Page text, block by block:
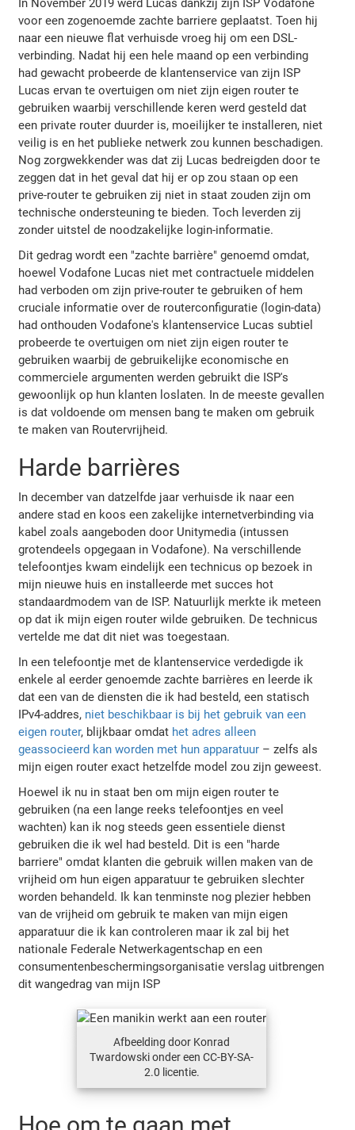
In November 2019 werd Lucas dankzij zijn ISP Vodafone
voor een zogenoemde zachte barriere geplaatst. Toen hij
naar een nieuwe flat verhuisde vroeg hij om een DSL-
verbinding. Nadat hij een hele maand op een verbinding
had gewacht probeerde de klantenservice van zijn ISP
Lucas ervan te overtuigen om niet zijn eigen router te
gebruiken waarbij verschillende keren werd gesteld dat
een private router duurder is, moeilijker te installeren, niet
veilig is en het publieke netwerk zou kunnen beschadigen.
Nog zorgwekkender was dat zij Lucas bedreigden door te
zeggen dat in het geval dat hij er op zou staan op een
prive-router te gebruiken zij niet in staat zouden zijn om
technische ondersteuning te bieden. Toch leverden zij
zonder uitstel de noodzakelijke login-informatie.
Dit gedrag wordt een "zachte barrière" genoemd omdat,
hoewel Vodafone Lucas niet met contractuele middelen
had verboden om zijn prive-router te gebruiken of hem
cruciale informatie over de routerconfiguratie (login-data)
had onthouden Vodafone's klantenservice Lucas subtiel
probeerde te overtuigen om niet zijn eigen router te
gebruiken waarbij de gebruikelijke economische en
commerciele argumenten werden gebruikt die ISP's
gewoonlijk op hun klanten loslaten. In de meeste gevallen
is dat voldoende om mensen bang te maken om gebruik
te maken van Routervrijheid.
Harde barrières
In december van datzelfde jaar verhuisde ik naar een
andere stad en koos een zakelijke internetverbinding via
kabel zoals aangeboden door Unitymedia (intussen
grotendeels opgegaan in Vodafone). Na verschillende
telefoontjes kwam eindelijk een technicus op bezoek in
mijn nieuwe huis en installeerde met succes hot
standaardmodem van de ISP. Natuurlijk merkte ik meteen
op dat ik mijn eigen router wilde gebruiken. De technicus
vertelde me dat dit niet was toegestaan.
In een telefoontje met de klantenservice verdedigde ik
enkele al eerder genoemde zachte barrières en leerde ik
dat een van de diensten die ik had besteld, een statisch
IPv4-addres, niet beschikbaar is bij het gebruik van een
eigen router, blijkbaar omdat het adres alleen
geassocieerd kan worden met hun apparatuur – zelfs als
mijn eigen router exact hetzelfde model zou zijn geweest.
Hoewel ik nu in staat ben om mijn eigen router te
gebruiken (na een lange reeks telefoontjes en veel
wachten) kan ik nog steeds geen essentiele dienst
gebruiken die ik wel had besteld. Dit is een "harde
barriere" omdat klanten die gebruik willen maken van de
vrijheid om hun eigen apparatuur te gebruiken slechter
worden behandeld. Ik kan tenminste nog plezier hebben
van de vrijheid om gebruik te maken van mijn eigen
apparatuur die ik kan controleren maar ik zal bij het
nationale Federale Netwerkagentschap en een
consumentenbeschermingsorganisatie verslag uitbrengen
dit wangedrag van mijn ISP
Afbeelding door Konrad
Twardowski onder een CC-BY-SA-
2.0 licentie.